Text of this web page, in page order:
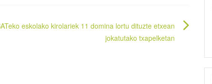
eskolako kirolariek 11 domina lortu dituzte etxean
jokatutako txapelketan